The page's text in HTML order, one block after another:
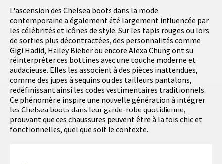
L'ascension des Chelsea boots dans la mode
contemporaine a également été largement influencée par
les célébrités et icônes de style. Sur les tapis rouges ou lors
de sorties plus décontractées, des personnalités comme
Gigi Hadid, Hailey Bieber ou encore Alexa Chung ont su
réinterpréter ces bottines avec une touche moderne et
audacieuse. Elles les associent à des pièces inattendues,
comme des jupes à sequins ou des tailleurs pantalons,
redéfinissant ainsi les codes vestimentaires traditionnels.
Ce phénomène inspire une nouvelle génération à intégrer
les Chelsea boots dans leur garde-robe quotidienne,
prouvant que ces chaussures peuvent être à la fois chic et
fonctionnelles, quel que soit le contexte.